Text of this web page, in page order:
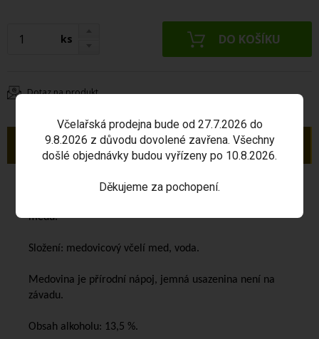
ks
Dotaz na produkt
Popis
Staroslovanská medovina tmaváje čistá přírodní
medu.
Složení: medovicový včelí med, voda.
Medovina je přírodní nápoj, jemná usazenina není na
závadu.
Obsah alkoholu: 13,5 %.
Včelařská prodejna bude od 27.7.2026 do
9.8.2026 z důvodu dovolené zavřena. Všechny
došlé objednávky budou vyřízeny po 10.8.2026.
Děkujeme za pochopení.